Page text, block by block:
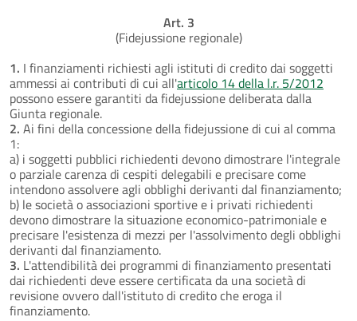
Art. 3
(Fidejussione regionale)
1. I finanziamenti richiesti agli istituti di credito dai soggetti
ammessi ai contributi di cui all'articolo 14 della l.r. 5/2012
possono essere garantiti da fidejussione deliberata dalla
Giunta regionale.
2. Ai fini della concessione della fidejussione di cui al comma
1:
a) i soggetti pubblici richiedenti devono dimostrare l'integrale
o parziale carenza di cespiti delegabili e precisare come
intendono assolvere agli obblighi derivanti dal finanziamento;
b) le società o associazioni sportive e i privati richiedenti
devono dimostrare la situazione economico-patrimoniale e
precisare l'esistenza di mezzi per l'assolvimento degli obblighi
derivanti dal finanziamento.
3. L'attendibilità dei programmi di finanziamento presentati
dai richiedenti deve essere certificata da una società di
revisione ovvero dall'istituto di credito che eroga il
finanziamento.